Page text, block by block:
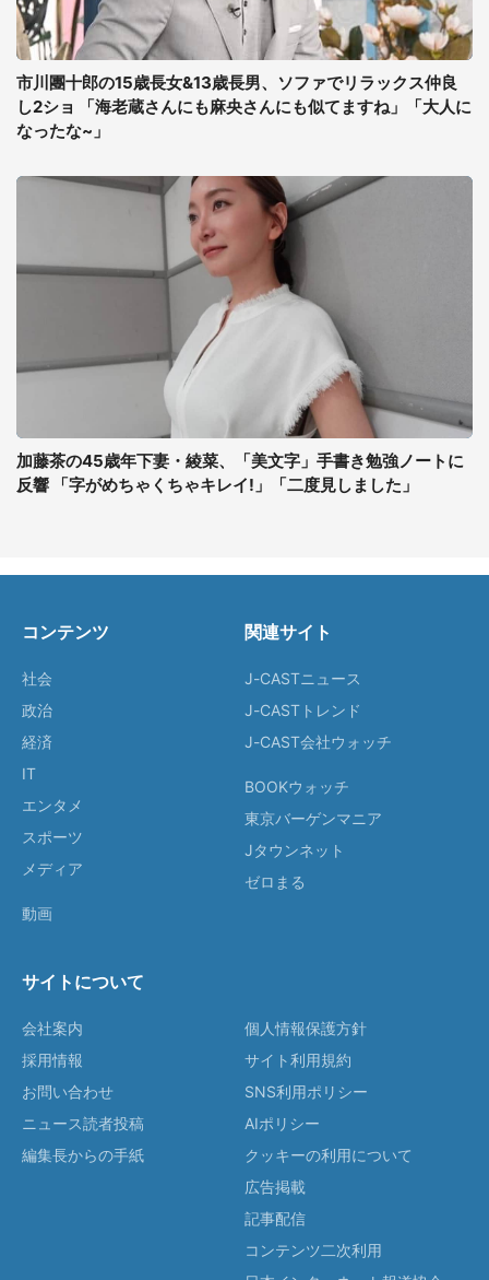
市川團十郎の15歳長女&13歳長男、ソファでリラックス仲良
し2ショ 「海老蔵さんにも麻央さんにも似てますね」「大人に
なったな~」
加藤茶の45歳年下妻・綾菜、「美文字」手書き勉強ノートに
反響 「字がめちゃくちゃキレイ!」「二度見しました」
コンテンツ
社会
政治
経済
IT
エンタメ
スポーツ
メディア
動画
関連サイト
J-CASTニュース
J-CASTトレンド
J-CAST会社ウォッチ
BOOKウォッチ
東京バーゲンマニア
Jタウンネット
ゼロまる
サイトについて
会社案内
採用情報
お問い合わせ
ニュース読者投稿
編集長からの手紙
個人情報保護方針
サイト利用規約
SNS利用ポリシー
AIポリシー
クッキーの利用について
広告掲載
記事配信
コンテンツ二次利用